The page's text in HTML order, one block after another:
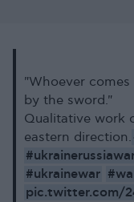
"Whoever
by the sword."
Qualitative work
eastern direction.
#ukrainewar
pic.twitter.com/